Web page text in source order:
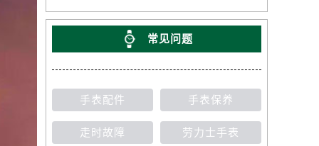
常见问题
手表配件 手表保养
走时故障 劳力士手表